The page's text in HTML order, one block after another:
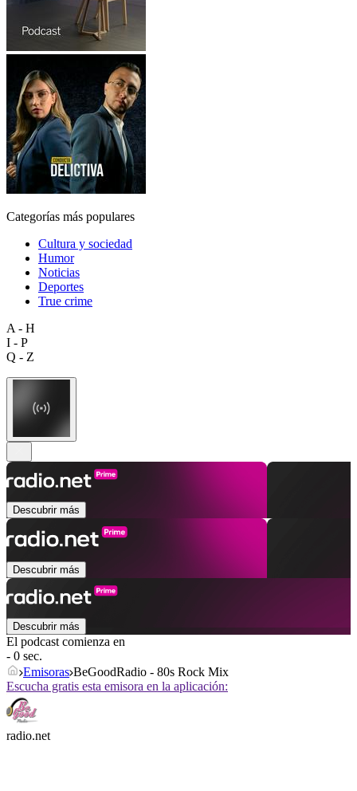
Categorías más populares
Cultura y sociedad
Humor
Noticias
Deportes
True crime
A - H
I - P
Q - Z
Descubrir más
Descubrir más
Descubrir más
El podcast comienza en
- 0 sec.
Emisoras BeGoodRadio - 80s Rock Mix
Escucha gratis esta emisora en la aplicación:
radio.net